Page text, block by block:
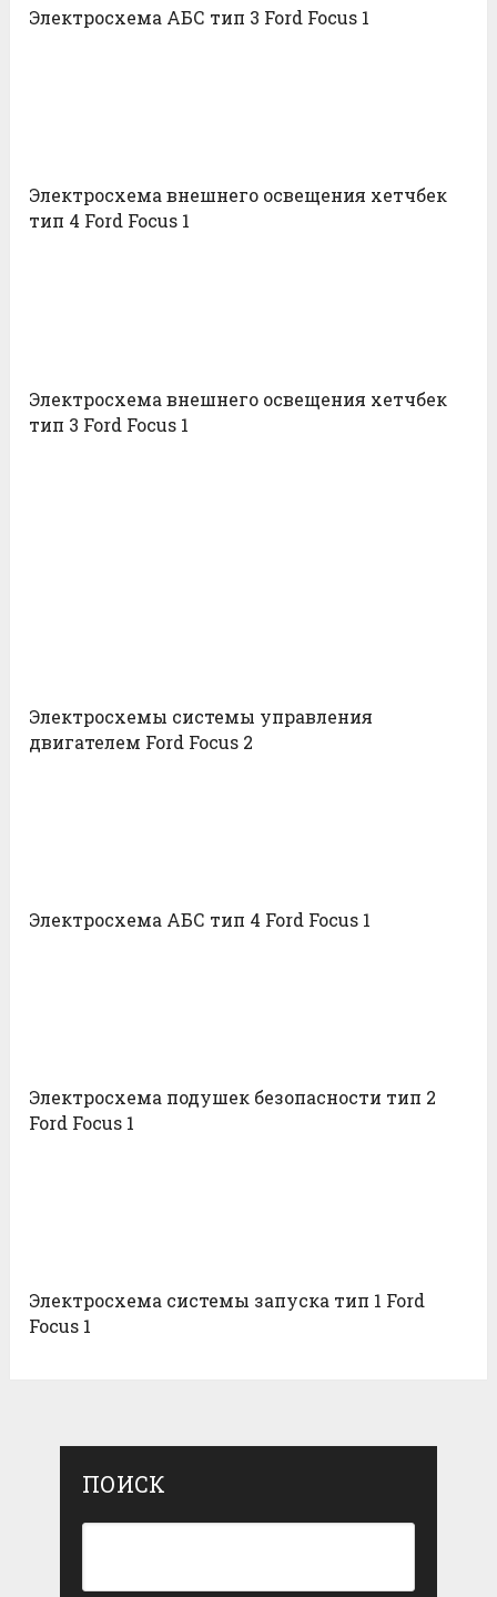
Электросхема АБС тип 3 Ford Focus 1
Электросхема внешнего освещения хетчбек
тип 4 Ford Focus 1
Электросхема внешнего освещения хетчбек
тип 3 Ford Focus 1
Электросхемы системы управления
двигателем Ford Focus 2
Электросхема АБС тип 4 Ford Focus 1
Электросхема подушек безопасности тип 2
Ford Focus 1
Электросхема системы запуска тип 1 Ford
Focus 1
ПОИСК